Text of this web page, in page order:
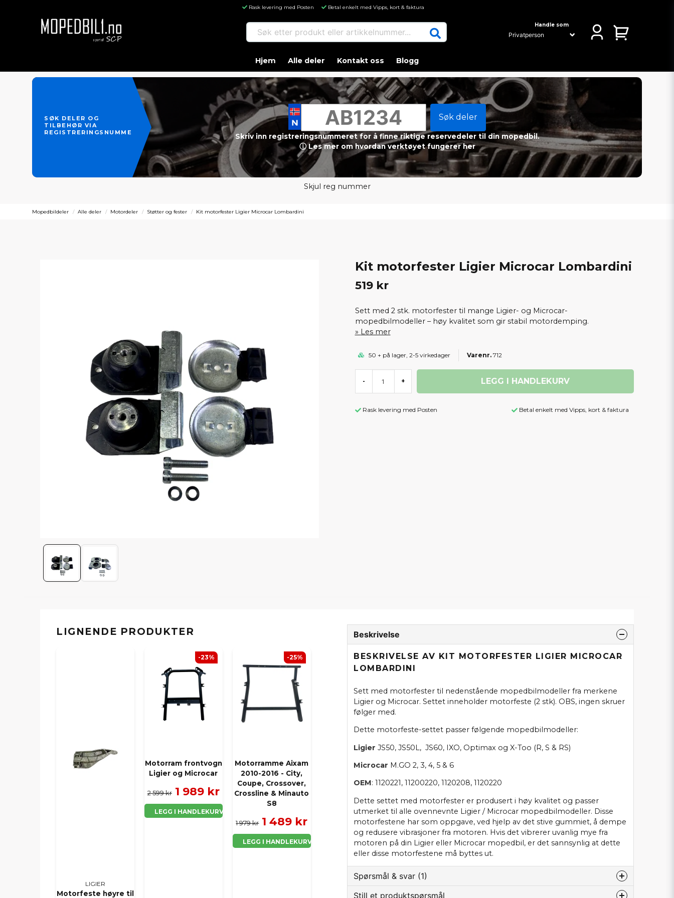
Rask levering med Posten Betal enkelt med Vipps, kort & faktura
Søk etter produkt eller artikkelnummer... Handle som
Hjem Alle deler Kontakt oss Blogg
SØK DELER OG
TILBEHØR VIA
REGISTRERINGSNUMMER
Søk deler
Skriv inn registreringsnummeret for å finne riktige reservedeler til din mopedbil.
ⓘ Les mer om hvordan verktøyet fungerer her
Skjul reg nummer
Mopedbildeler Alle deler Motordeler Støtter og fester Kit motorfester Ligier Microcar Lombardini
Kit motorfester Ligier Microcar Lombardini
519 kr
Sett med 2 stk. motorfester til mange Ligier- og Microcar-
mopedbilmodeller – høy kvalitet som gir stabil motordemping.
Les mer
50 + på lager, 2-5 virkedager 712
- + LEGG I HANDLEKURV
Rask levering med Posten Betal enkelt med Vipps, kort & faktura
LIGNENDE PRODUKTER
LIGIER
Motorfeste høyre til
Motorram frontvogn
Ligier og Microcar
2 599 kr 1 989 kr
LEGG I HANDLEKURV
-23%
Motorramme Aixam
2010-2016 - City,
Coupe, Crossover,
Crossline & Minauto
S8
1 979 kr 1 489 kr
LEGG I HANDLEKURV
-25%
Beskrivelse
BESKRIVELSE AV KIT MOTORFESTER LIGIER MICROCAR
LOMBARDINI
Sett med motorfester til nedenstående mopedbilmodeller fra merkene
Ligier og Microcar. Settet inneholder motorfeste (2 stk). OBS, ingen skruer
følger med.
Dette motorfeste-settet passer følgende mopedbilmodeller:
Ligier JS50, JS50L, JS60, IXO, Optimax og X-Too (R, S & RS)
Microcar M.GO 2, 3, 4, 5 & 6
OEM: 1120221, 11200220, 1120208, 1120220
Dette settet med motorfester er produsert i høy kvalitet og passer
utmerket til alle ovennevnte Ligier / Microcar mopedbilmodeller. Disse
motorfestene har som oppgave, ved hjelp av det stive gummiet, å dempe
og redusere vibrasjoner fra motoren. Hvis det vibrerer uvanlig mye fra
motoren på din Ligier eller Microcar mopedbil, er det sannsynlig at dette
eller disse motorfestene må byttes ut.
Spørsmål & svar (1)
Still et produktspørsmål